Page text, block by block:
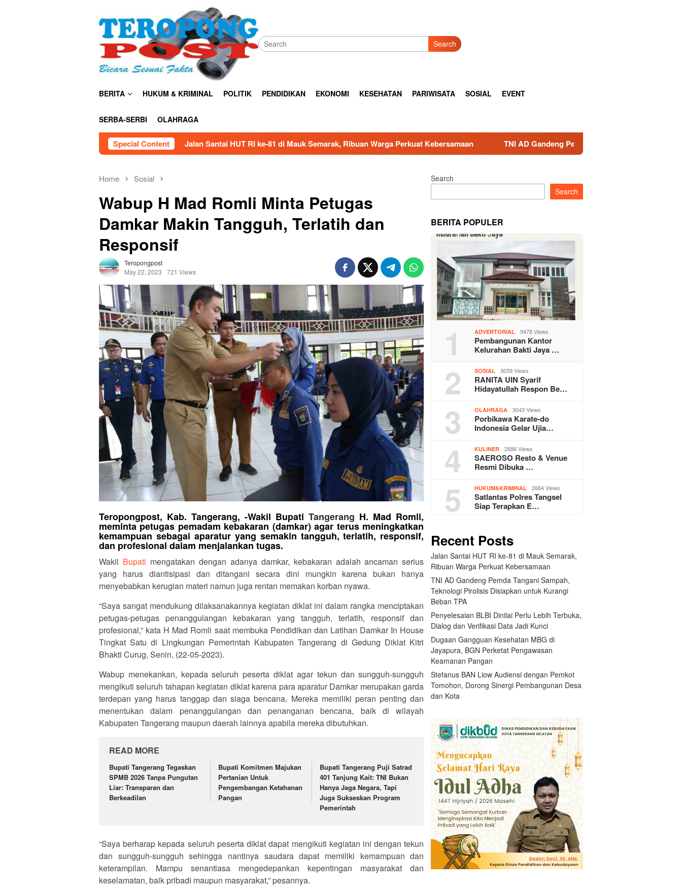
Search
BERITA HUKUM & KRIMINAL POLITIK PENDIDIKAN EKONOMI KESEHATAN PARIWISATA SOSIAL EVENT
SERBA-SERBI OLAHRAGA
Special Content
Jalan Santai HUT RI ke-81 di Mauk Semarak, Ribuan Warga Perkuat Kebersamaan TNI AD Gandeng Pemda Tangani Sampah, Teknologi Pirolisis Disiapkan
Home Sosial
Wabup H Mad Romli Minta Petugas
Damkar Makin Tangguh, Terlatih dan
Responsif
Teropongpost
May 22, 2023
721 Views
Teropongpost, Kab. Tangerang, -Wakil BupatiTangerang H. Mad Romli,
meminta petugas pemadam kebakaran (damkar) agar terus meningkatkan
kemampuan sebagai aparatur yang semakin tangguh, terlatih, responsif,
dan profesional dalam menjalankan tugas.
Wakil Bupati mengatakan dengan adanya damkar, kebakaran adalah ancaman serius
yang harus diantisipasi dan ditangani secara dini mungkin karena bukan hanya
menyebabkan kerugian materi namun juga rentan memakan korban nyawa.
“Saya sangat mendukung dilaksanakannya kegiatan diklat ini dalam rangka menciptakan
petugas-petugas penanggulangan kebakaran yang tangguh, terlatih, responsif dan
profesional,” kata H Mad Romli saat membuka Pendidikan dan Latihan Damkar In House
Tingkat Satu di Lingkungan Pemerintah Kabupaten Tangerang di Gedung Diklat Kitri
Bhakti Curug, Senin, (22-05-2023).
Wabup menekankan, kepada seluruh peserta diklat agar tekun dan sungguh-sungguh
mengikuti seluruh tahapan kegiatan diklat karena para aparatur Damkar merupakan garda
terdepan yang harus tanggap dan siaga bencana. Mereka memiliki peran penting dan
menentukan dalam penanggulangan dan penanganan bencana, baik di wilayah
Kabupaten Tangerang maupun daerah lainnya apabila mereka dibutuhkan.
READ MORE
Bupati Tangerang Tegaskan
SPMB 2026 Tanpa Pungutan
Liar: Transparan dan
Berkeadilan
Bupati Komitmen Majukan
Pertanian Untuk
Pengembangan Ketahanan
Pangan
Bupati Tangerang Puji Satrad
401 Tanjung Kait: TNI Bukan
Hanya Jaga Negara, Tapi
Juga Sukseskan Program
Pemerintah
“Saya berharap kepada seluruh peserta diklat dapat mengikuti kegiatan ini dengan tekun
dan sungguh-sungguh sehingga nantinya saudara dapat memiliki kemampuan dan
keterampilan. Mampu senantiasa mengedepankan kepentingan masyarakat dan
keselamatan, baik pribadi maupun masyarakat,” pesannya.
Search
Search
BERITA POPULER
1 ADVERTORIAL 5478 Views
Pembangunan Kantor
Kelurahan Bakti Jaya …
2 SOSIAL 3059 Views
RANITA UIN Syarif
Hidayatullah Respon Be…
3 OLAHRAGA 3043 Views
Porbikawa Karate-do
Indonesia Gelar Ujia…
4 KULINER 2886 Views
SAEROSO Resto & Venue
Resmi Dibuka …
5 HUKUM&KRIMINAL 2684 Views
Satlantas Polres Tangsel
Siap Terapkan E…
Recent Posts
Jalan Santai HUT RI ke-81 di Mauk Semarak,
Ribuan Warga Perkuat Kebersamaan
TNI AD Gandeng Pemda Tangani Sampah,
Teknologi Pirolisis Disiapkan untuk Kurangi
Beban TPA
Penyelesaian BLBI Dinilai Perlu Lebih Terbuka,
Dialog dan Verifikasi Data Jadi Kunci
Dugaan Gangguan Kesehatan MBG di
Jayapura, BGN Perketat Pengawasan
Keamanan Pangan
Stefanus BAN Liow Audiensi dengan Pemkot
Tomohon, Dorong Sinergi Pembangunan Desa
dan Kota